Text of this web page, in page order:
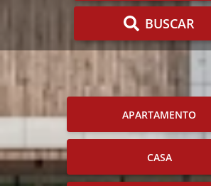
BUSCAR
APARTAMENTO
CASA